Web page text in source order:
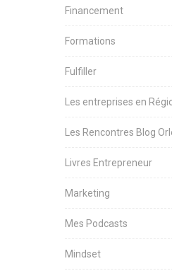
Financement
Formations
Fulfiller
Les entreprises en
Les Rencontres Blog
Livres Entrepreneur
Marketing
Mes Podcasts
Mindset